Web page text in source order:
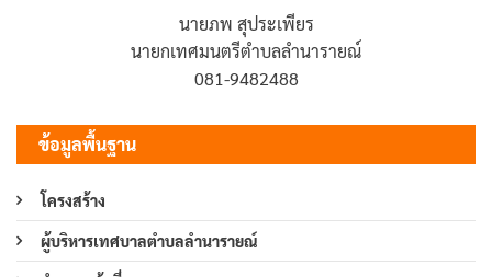
นายภพ สุประเพียร
นายกเทศมนตรีตำบลลำนารายณ์
081-9482488
ข้อมูลพื้นฐาน
โครงสร้าง
ผู้บริหารเทศบาลตำบลลำนารายณ์